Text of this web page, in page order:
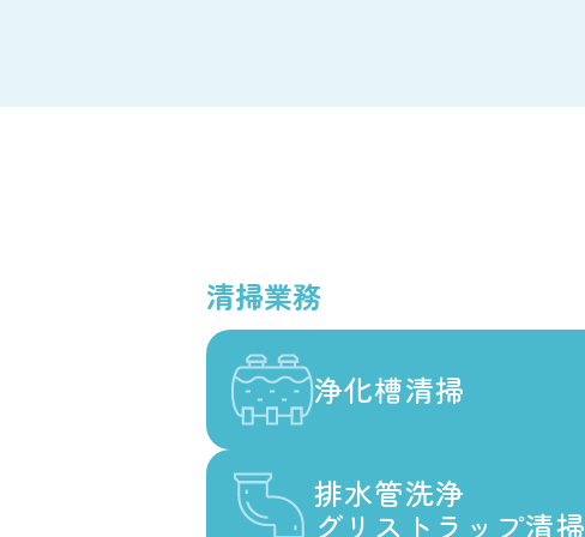
清掃業務
浄化槽清掃
浄化槽清掃
排水管洗浄
グリストラップ清掃
排水管洗浄
グリストラップ清掃